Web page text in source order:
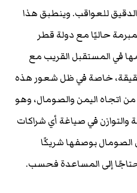
الدقيق للعواقب. وينطبق هذا
حاليًا مع دولة قطر
في المستقبل القريب مع
خاصة في ظل شعور هذه
اتجاه اليمن والصومال، وهو
والتوازن في صياغة أي شراكات
الصومال بوصفها شريكًا
إلى المساعدة فحسب.